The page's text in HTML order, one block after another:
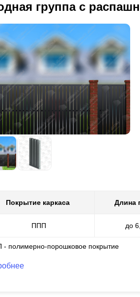
группа с
Покрытие каркаса Длина
ППП до
- полимерно-порошковое покрытие